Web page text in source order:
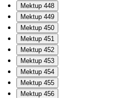
Mektup 448
Mektup 449
Mektup 450
Mektup 451
Mektup 452
Mektup 453
Mektup 454
Mektup 455
Mektup 456